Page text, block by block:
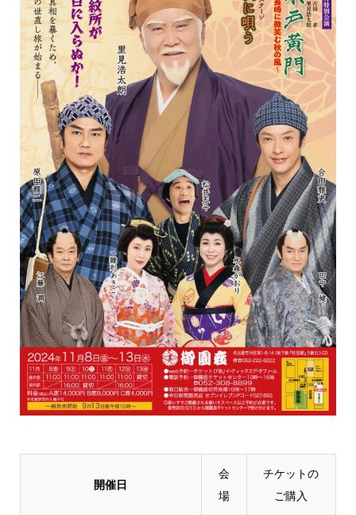
開催日
会
場
チケットの
ご購入